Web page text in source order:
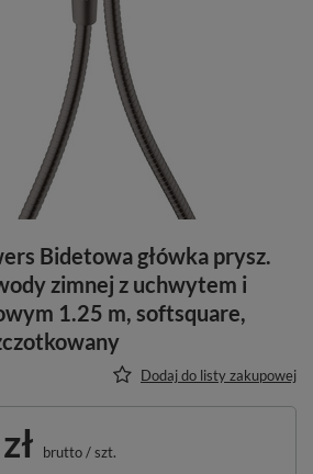
Bidetowa główka prysz.
zimnej z uchwytem i
1.25 m, softsquare,
Dodaj do listy zakupowej
brutto/szt.